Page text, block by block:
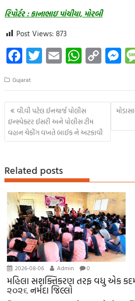
રિપોર્ટર : કાનાભાઇ પાંચીયા, મોરબી
Post Views: 873
Fa
ce
b
o
o
k
T
wi
tt
er
E
m
ail
W
h
at
s
A
p
C
o
p
y
nk
M
n
g
er
Gujarat
Post
navigation
વી.વી પટેલ ઈનચાર્જ પોલીસ
ઇન્સ્પેક્ટર ઈસરી અને પોલીસ ટીમ
વહાન ચેકીંગ વખતે બાઈક ને અટકાવી
Related posts
2026-08-06 Admin 0
મહિલા સશક્તિકરણ તરફ વધુ એક
૨૦૨૬ નર્મદા જિલ્લો